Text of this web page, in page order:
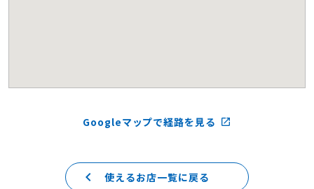
Googleマップで経路を見る launch
使えるお店一覧に戻る
keyboard_arrow_left